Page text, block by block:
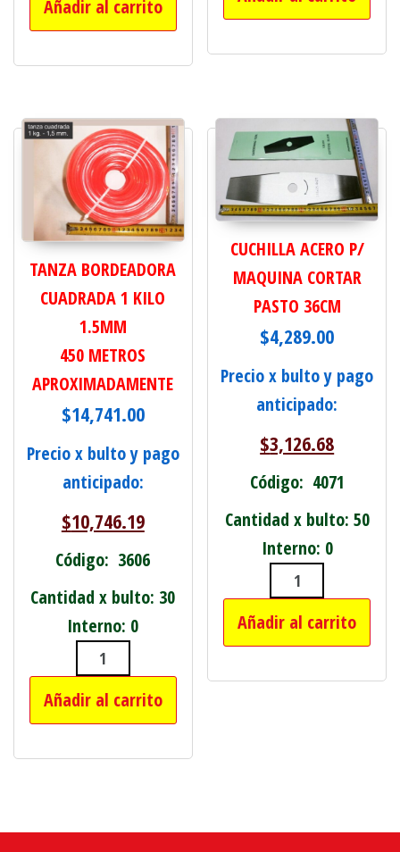
Añadir al carrito
TANZA BORDEADORA
CUADRADA 1 KILO
1.5MM
450 METROS
APROXIMADAMENTE
$14,741.00
Precio x bulto y pago
anticipado:
$10,746.19
Código: 3606
Cantidad x bulto: 30
Interno: 0
TANZA BORDEADORA CUADRADA 1
Añadir al carrito
CUCHILLA ACERO P/
MAQUINA CORTAR
PASTO 36CM
$4,289.00
Precio x bulto y pago
anticipado:
$3,126.68
Código: 4071
Cantidad x bulto: 50
Interno: 0
CUCHILLA
Añadir al carrito